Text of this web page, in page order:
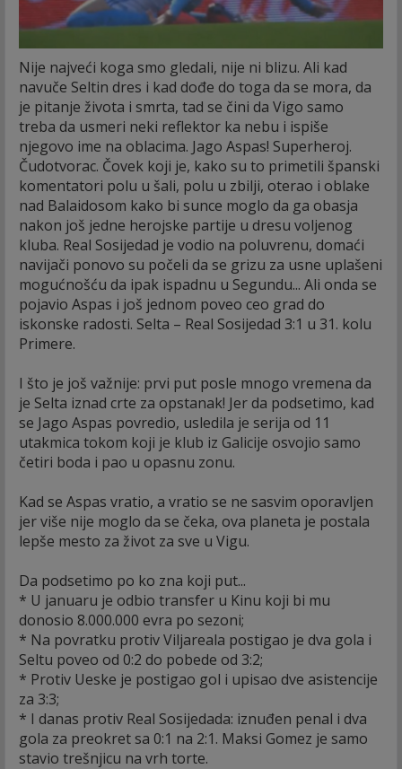
Nije najveći koga smo gledali, nije ni blizu. Ali kad
navuče Seltin dres i kad dođe do toga da se mora, da
je pitanje života i smrta, tad se čini da Vigo samo
treba da usmeri neki reflektor ka nebu i ispiše
njegovo ime na oblacima. Jago Aspas! Superheroj.
Čudotvorac. Čovek koji je, kako su to primetili španski
komentatori polu u šali, polu u zbilji, oterao i oblake
nad Balaidosom kako bi sunce moglo da ga obasja
nakon još jedne herojske partije u dresu voljenog
kluba. Real Sosijedad je vodio na poluvrenu, domaći
navijači ponovo su počeli da se grizu za usne uplašeni
mogućnošću da ipak ispadnu u Segundu... Ali onda se
pojavio Aspas i još jednom poveo ceo grad do
iskonske radosti. Selta – Real Sosijedad 3:1 u 31. kolu
Primere.
I što je još važnije: prvi put posle mnogo vremena da
je Selta iznad crte za opstanak! Jer da podsetimo, kad
se Jago Aspas povredio, usledila je serija od 11
utakmica tokom koji je klub iz Galicije osvojio samo
četiri boda i pao u opasnu zonu.
Kad se Aspas vratio, a vratio se ne sasvim oporavljen
jer više nije moglo da se čeka, ova planeta je postala
lepše mesto za život za sve u Vigu.
Da podsetimo po ko zna koji put...
* U januaru je odbio transfer u Kinu koji bi mu
donosio 8.000.000 evra po sezoni;
* Na povratku protiv Viljareala postigao je dva gola i
Seltu poveo od 0:2 do pobede od 3:2;
* Protiv Ueske je postigao gol i upisao dve asistencije
za 3:3;
* I danas protiv Real Sosijedada: iznuđen penal i dva
gola za preokret sa 0:1 na 2:1. Maksi Gomez je samo
stavio trešnjicu na vrh torte.